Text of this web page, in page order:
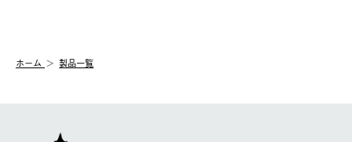
【配送業者】
佐川急便にて配送されます。
一度お手元の商品を返品いただき、ご希望商品を再注文してくだ
ホーム 製品一覧